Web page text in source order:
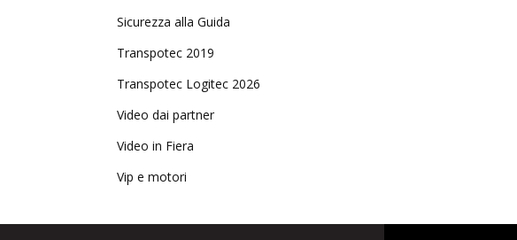
Sicurezza alla Guida
Transpotec 2019
Transpotec Logitec 2026
Video dai partner
Video in Fiera
Vip e motori